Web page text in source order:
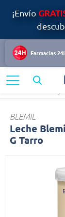
¡Envío
Farmacias
BLEMIL
Leche
G Tarro